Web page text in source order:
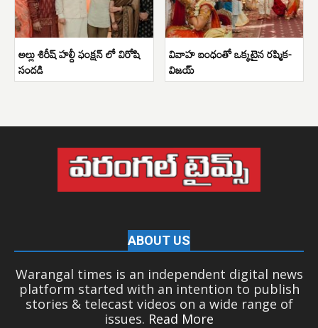
అల్లు శిరీష్ హల్దీ ఫంక్షన్ లో విరోషి
సందడి
వివాహ బంధంతో ఒక్కటైన రష్మిక-
విజయ్
ABOUT US
Warangal times is an independent digital news
platform started with an intention to publish
stories & telecast videos on a wide range of
issues. Read More